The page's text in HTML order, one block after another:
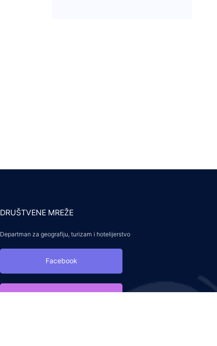
DRUŠTVENE MREŽE
Departman za geografiju, turizam i hotelijerstvo
Facebook